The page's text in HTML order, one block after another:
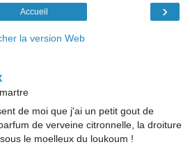
›
Accueil
la version Web
de moi que j'ai un petit gout de
de verveine citronnelle, la droiture
le moelleux du loukoum !